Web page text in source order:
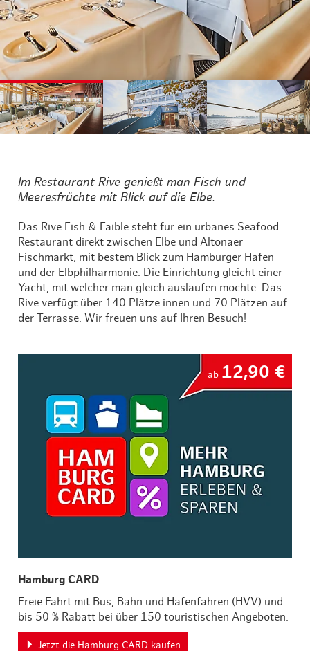
© © ©
Im Restaurant Rive genießt man Fisch und
Meeresfrüchte mit Blick auf die Elbe.
Das Rive Fish & Faible steht für ein urbanes Seafood
Restaurant direkt zwischen Elbe und Altonaer
Fischmarkt, mit bestem Blick zum Hamburger Hafen
und der Elbphilharmonie. Die Einrichtung gleicht einer
Yacht, mit welcher man gleich auslaufen möchte. Das
Rive verfügt über 140 Plätze innen und 70 Plätzen auf
der Terrasse. Wir freuen uns auf Ihren Besuch!
ab 12,90 €
Hamburg CARD
Freie Fahrt mit Bus, Bahn und Hafenfähren (HVV) und
bis 50 % Rabatt bei über 150 touristischen Angeboten.
Jetzt die Hamburg CARD kaufen